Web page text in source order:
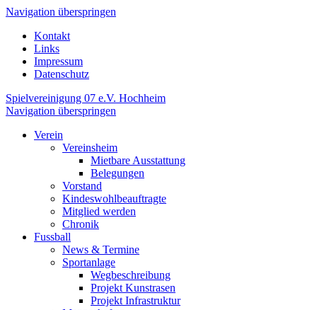
Navigation überspringen
Kontakt
Links
Impressum
Datenschutz
Spielvereinigung 07 e.V. Hochheim
Navigation überspringen
Verein
Vereinsheim
Mietbare Ausstattung
Belegungen
Vorstand
Kindeswohlbeauftragte
Mitglied werden
Chronik
Fussball
News & Termine
Sportanlage
Wegbeschreibung
Projekt Kunstrasen
Projekt Infrastruktur